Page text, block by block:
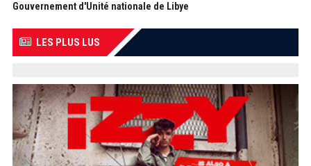
Gouvernement d'Unité nationale de Libye
LES PLUS LUS